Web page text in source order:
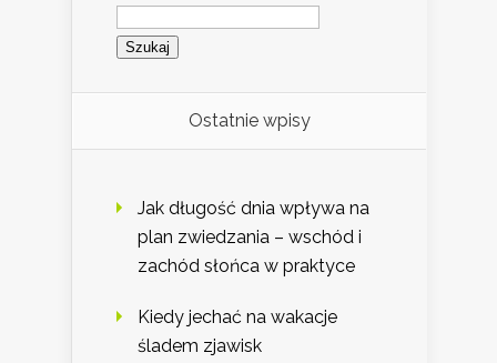
Szukaj:
Ostatnie wpisy
Jak długość dnia wpływa na
plan zwiedzania – wschód i
zachód słońca w praktyce
Kiedy jechać na wakacje
śladem zjawisk